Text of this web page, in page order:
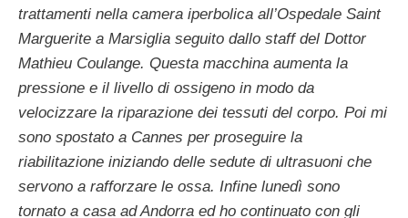
trattamenti nella camera iperbolica all’Ospedale Saint
Marguerite a Marsiglia seguito dallo staff del Dottor
Mathieu Coulange. Questa macchina aumenta la
pressione e il livello di ossigeno in modo da
velocizzare la riparazione dei tessuti del corpo. Poi mi
sono spostato a Cannes per proseguire la
riabilitazione iniziando delle sedute di ultrasuoni che
servono a rafforzare le ossa. Infine lunedì sono
tornato a casa ad Andorra ed ho continuato con gli